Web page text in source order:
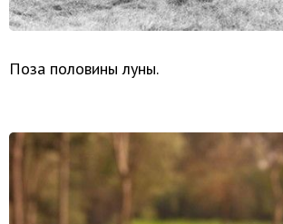
Поза половины луны.